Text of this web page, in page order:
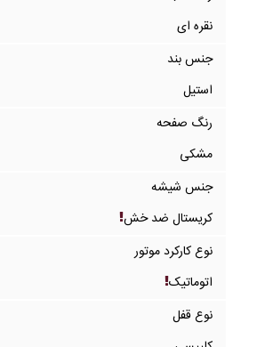
نقره ای
جنس بند
استیل
رنگ صفحه
مشکی
جنس شیشه
کریستال ضد خش
نوع کارکرد موتور
اتوماتیک
نوع قفل